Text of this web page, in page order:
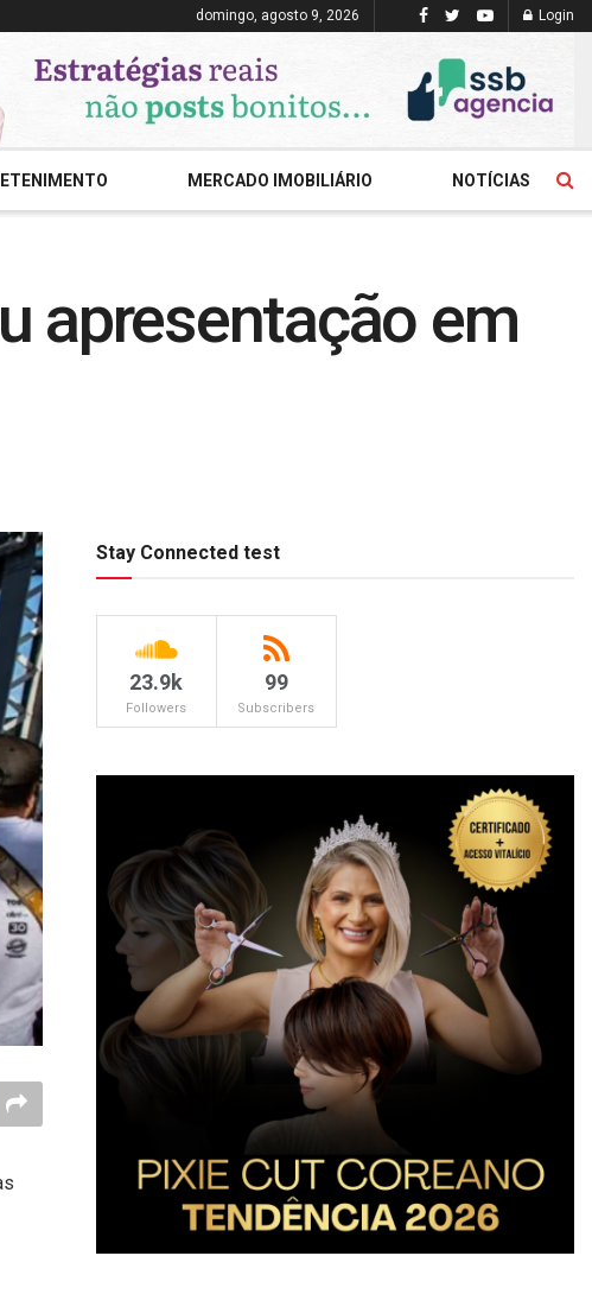
domingo, agosto 9, 2026 Login
MERCADO IMOBILIÁRIO NOTÍCIAS
apresentação em
Stay Connected test
23.9k
Followers
99
Subscribers